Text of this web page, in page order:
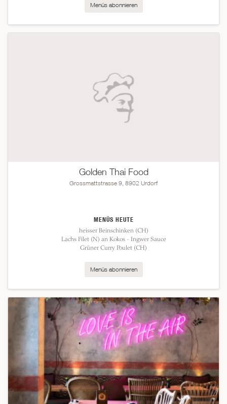
Menüs abonnieren
Golden Thai Food
Grossmattstrasse 9, 8902 Urdorf
MENÜS HEUTE
heisser Beinschinken (CH)
Lachs Filet (N) an Kokos - Ingwer Sauce
Grüner Curry Poulet (CH)
Menüs abonnieren